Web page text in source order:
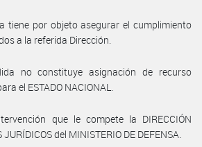
tiene por objeto asegurar el cumplimiento
a la referida Dirección.
no constituye asignación de recurso
el ESTADO NACIONAL.
que le compete la DIRECCIÓN
JURÍDICOS del MINISTERIO DE DEFENSA.